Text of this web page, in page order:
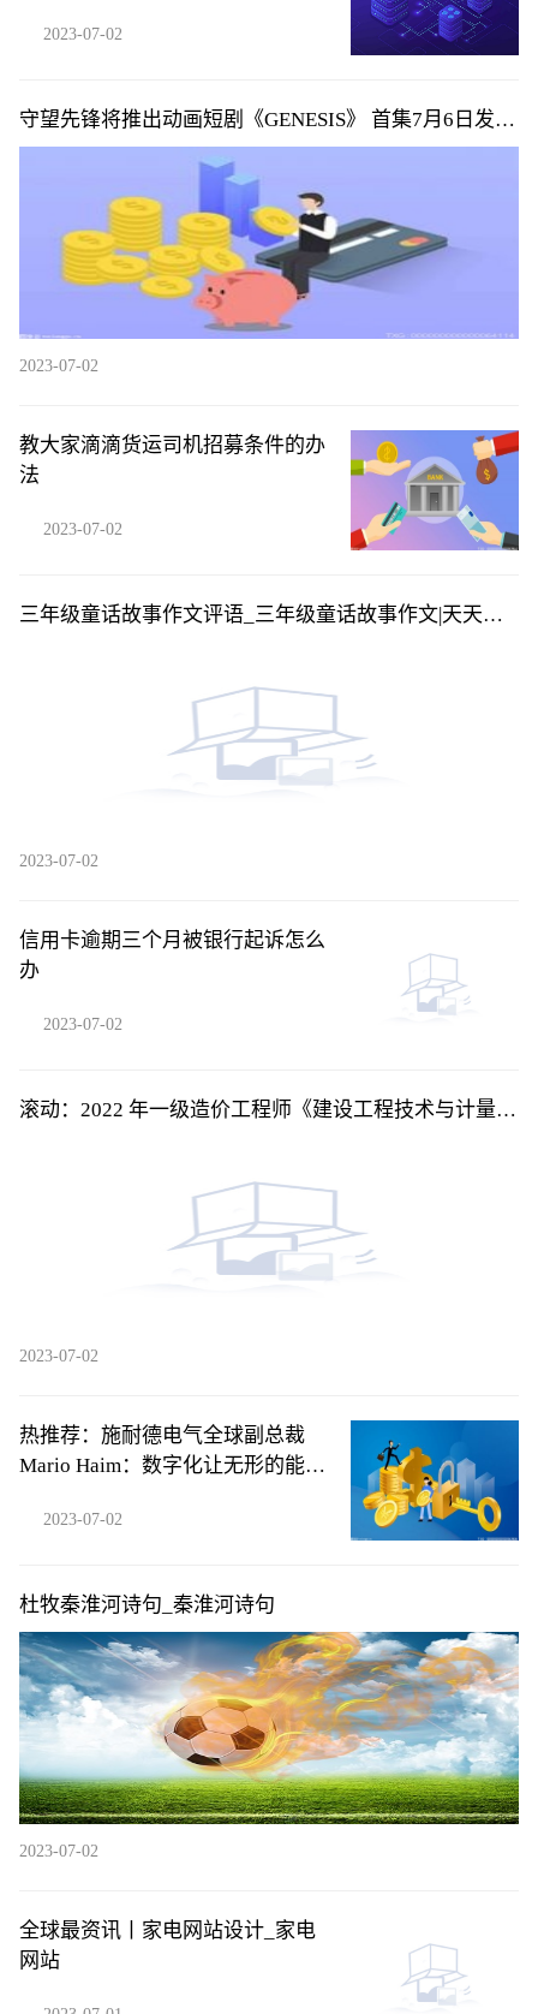
2023-07-02
守望先锋将推出动画短剧《GENESIS》 首集7月6日发布|
环球微头条
2023-07-02
教大家滴滴货运司机招募条件的办
法
2023-07-02
三年级童话故事作文评语_三年级童话故事作文|天天播
2023-07-02
信用卡逾期三个月被银行起诉怎么
办
2023-07-02
滚动：2022 年一级造价工程师《建设工程技术与计量
2023-07-02
热推荐：施耐德电气全球副总裁
Mario Haim：数字化让无形的能源
2023-07-02
杜牧秦淮河诗句_秦淮河诗句
2023-07-02
全球最资讯丨家电网站设计_家电
网站